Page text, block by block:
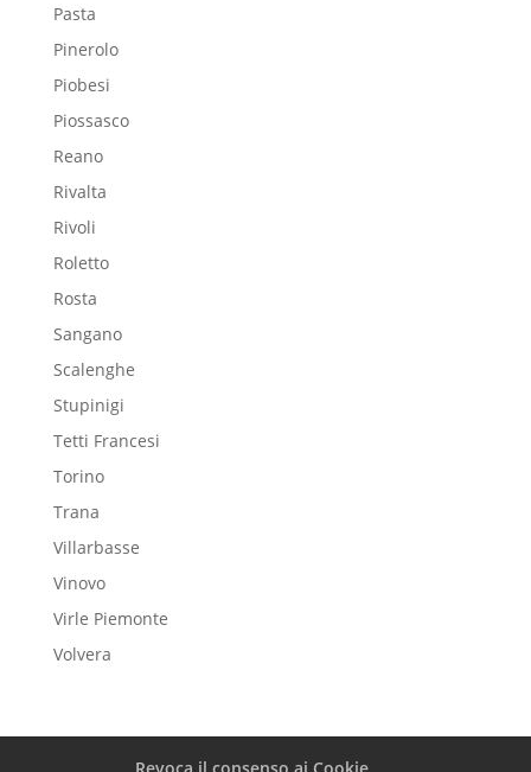
Pasta
Pinerolo
Piobesi
Piossasco
Reano
Rivalta
Rivoli
Roletto
Rosta
Sangano
Scalenghe
Stupinigi
Tetti Francesi
Torino
Trana
Villarbasse
Vinovo
Virle Piemonte
Volvera